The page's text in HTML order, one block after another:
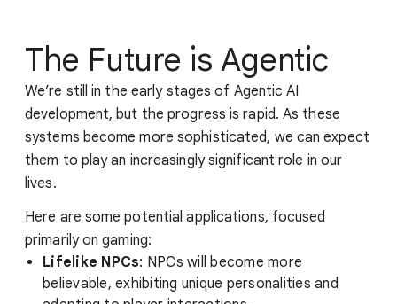
The Future is Agentic
We’re still in the early stages of Agentic AI
development, but the progress is rapid. As these
systems become more sophisticated, we can expect
them to play an increasingly significant role in our
lives.
Here are some potential applications, focused
primarily on gaming:
Lifelike NPCs: NPCs will become more
believable, exhibiting unique personalities and